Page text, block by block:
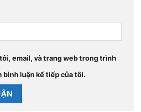
email, và trang web trong trình
bình luận kế tiếp của tôi.